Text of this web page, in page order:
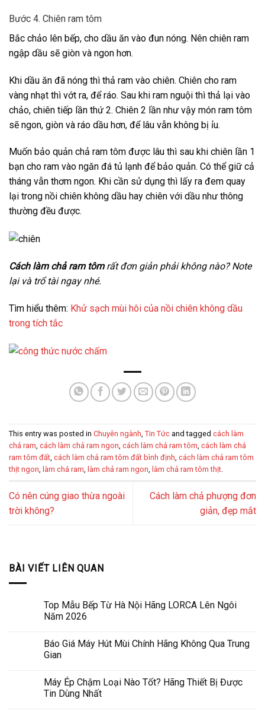
Bước 4. Chiên ram tôm
Bắc chảo lên bếp, cho dầu ăn vào đun nóng. Nên chiên ram
ngập dầu sẽ giòn và ngon hơn.
Khi dầu ăn đã nóng thì thả ram vào chiên. Chiên cho ram
vàng nhạt thì vớt ra, để ráo. Sau khi ram nguội thì thả lại vào
chảo, chiên tiếp lần thứ 2. Chiên 2 lần như vậy món ram tôm
sẽ ngon, giòn và ráo dầu hơn, để lâu vẫn không bị ỉu.
Muốn bảo quản chả ram tôm được lâu thì sau khi chiên lần 1
bạn cho ram vào ngăn đá tủ lạnh để bảo quản. Có thể giữ cả
tháng vẫn thơm ngon. Khi cần sử dụng thì lấy ra đem quay
lại trong nồi chiên không dầu hay chiên với dầu như thông
thường đều được.
Cách làm chả ram tômrất đơn giản phải không nào? Note
lại và trổ tài ngay nhé.
Tìm hiểu thêm: Khử sạch mùi hôi của nồi chiên không dầu
trong tích tắc
This entry was posted in Chuyên ngành, Tin Tức and tagged cách làm
chả ram, cách làm chả ram ngon, cách làm chả ram tôm, cách làm chả
ram tôm đất, cách làm chả ram tôm đất bình định, cách làm chả ram tôm
thịt ngon, làm chả ram, làm chả ram ngon, làm chả ram tôm thịt.
Có nên cúng giao thừa ngoài
trời không?
Cách làm chả phượng đơn
giản, đẹp mắt
BÀI VIẾT LIÊN QUAN
Top Mẫu Bếp Từ Hà Nội Hãng LORCA Lên Ngôi
Năm 2026
Báo Giá Máy Hút Mùi Chính Hãng Không Qua Trung
Gian
Máy Ép Chậm Loại Nào Tốt? Hãng Thiết Bị Được
Tin Dùng Nhất